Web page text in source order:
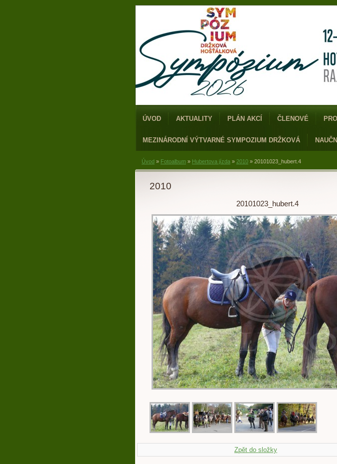
ÚVOD AKTUALITY PLÁN AKCÍ ČLENOVÉ
MEZINÁRODNÍ VÝTVARNÉ SYMPOZIUM DRŽKOVÁ
Úvod » Fotoalbum » Hubertova jízda » 2010 » 20101023_hubert.4
2010
20101023_hubert.4
Zpět do složky